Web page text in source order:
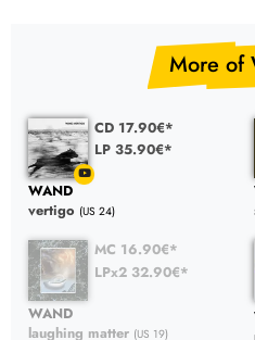
More of
CD 17.90€*
LP 35.90€*
WAND
vertigo (US 24)
MC 16.90€*
LPx2 32.90€*
WAND
laughing matter (US 19)